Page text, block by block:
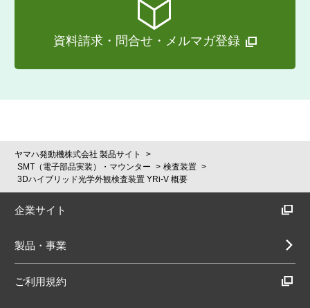
資料請求・問合せ・メルマガ登録
ヤマハ発動機株式会社 製品サイト
SMT（電子部品実装）・マウンター
検査装置
3Dハイブリッド光学外観検査装置 YRi-V 概要
企業サイト
製品・事業
ご利用規約